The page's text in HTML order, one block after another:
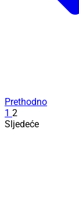
Prethodno
1 2
Sljedeće